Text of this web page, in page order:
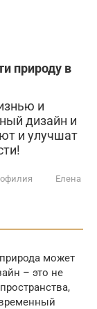
природу в
и
дизайн и
и улучшат
Елена
может
– это не